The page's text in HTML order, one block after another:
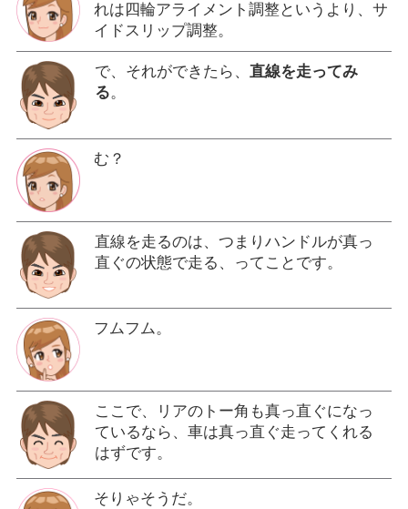
れは四輪アライメント調整というより、サ
イドスリップ調整。
で、それができたら、 直線を走ってみ
る。
む？
直線を走るのは、つまりハンドルが真っ
直ぐの状態で走る、ってことです。
フムフム。
ここで、リアのトー角も真っ直ぐになっ
ているなら、車は真っ直ぐ走ってくれる
はずです。
そりゃそうだ。